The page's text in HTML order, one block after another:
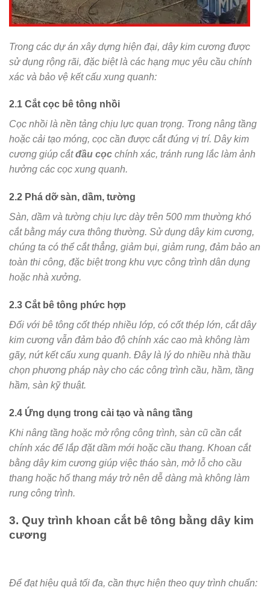
Trong các dự án xây dựng hiện đại, dây kim cương được
sử dụng rộng rãi, đặc biệt là các hạng mục yêu cầu chính
xác và bảo vệ kết cấu xung quanh:
2.1 Cắt cọc bê tông nhồi
Cọc nhồi là nền tảng chịu lực quan trọng. Trong nâng tầng
hoặc cải tạo móng, cọc cần được cắt đúng vị trí. Dây kim
cương giúp cắtđầu cọc chính xác, tránh rung lắc làm ảnh
hưởng các cọc xung quanh.
2.2 Phá dỡ sàn, dầm, tường
Sàn, dầm và tường chịu lực dày trên 500 mm thường khó
cắt bằng máy cưa thông thường. Sử dụng dây kim cương,
chúng ta có thể cắt thẳng, giảm bụi, giảm rung, đảm bảo an
toàn thi công, đặc biệt trong khu vực công trình dân dụng
hoặc nhà xưởng.
2.3 Cắt bê tông phức hợp
Đối với bê tông cốt thép nhiều lớp, có cốt thép lớn, cắt dây
kim cương vẫn đảm bảo độ chính xác cao mà không làm
gãy, nứt kết cấu xung quanh. Đây là lý do nhiều nhà thầu
chọn phương pháp này cho các công trình cầu, hầm, tầng
hầm, sàn kỹ thuật.
2.4 Ứng dụng trong cải tạo và nâng tầng
Khi nâng tầng hoặc mở rộng công trình, sàn cũ cần cắt
chính xác để lắp đặt dầm mới hoặc cầu thang. Khoan cắt
bằng dây kim cương giúp việc tháo sàn, mở lỗ cho cầu
thang hoặc hố thang máy trở nên dễ dàng mà không làm
rung công trình.
3. Quy trình khoan cắt bê tông bằng dây kim
cương
Để đạt hiệu quả tối đa, cần thực hiện theo quy trình chuẩn: